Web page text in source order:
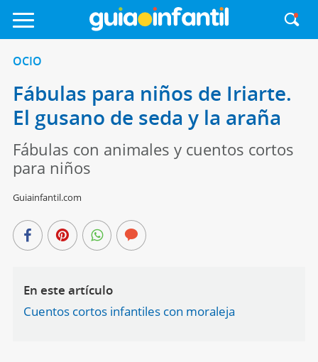
OCIO
Fábulas para niños de Iriarte.
El gusano de seda y la araña
Fábulas con animales y cuentos cortos
para niños
Guiainfantil.com
En este artículo
Cuentos cortos infantiles con moraleja